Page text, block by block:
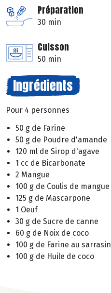
Préparation
30 min
Cuisson
50 min
Ingrédients
Pour 4 personnes
50 g de Farine
50 g de Poudre d'amande
120 ml de Sirop d'agave
1 cc de Bicarbonate
2 Mangue
100 g de Coulis de mangue
125 g de Mascarpone
1 Oeuf
30 g de Sucre de canne
60 g de Noix de coco
100 g de Farine au sarrasin
100 g de Huile de coco